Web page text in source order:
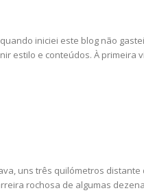
iniciei este blog não
estilo e conteúdos. À primeira
uns três quilómetros distante
rochosa de algumas